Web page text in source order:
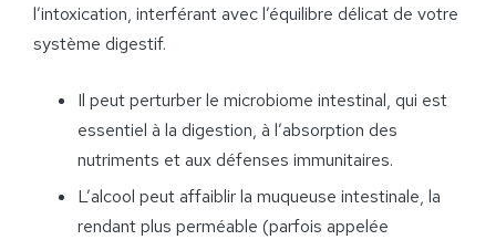
l’intoxication, interférant avec l’équilibre délicat de votre
système digestif.
Il peut perturber le microbiome intestinal, qui est
essentiel à la digestion, à l’absorption des
nutriments et aux défenses immunitaires.
L’alcool peut affaiblir la muqueuse intestinale, la
rendant plus perméable (parfois appelée